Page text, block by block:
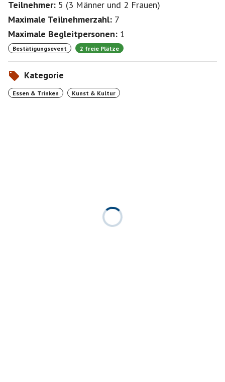
Teilnehmer: 5 (3 Männer und 2 Frauen)
Maximale Teilnehmerzahl: 7
Maximale Begleitpersonen: 1
Bestätigungsevent 2 freie Plätze
Kategorie
Essen & Trinken Kunst & Kultur